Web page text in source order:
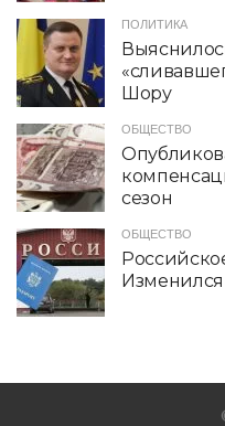
ПОЛИТИКА
Шору
ОБЩЕСТВО
сезон
ОБЩЕСТВО